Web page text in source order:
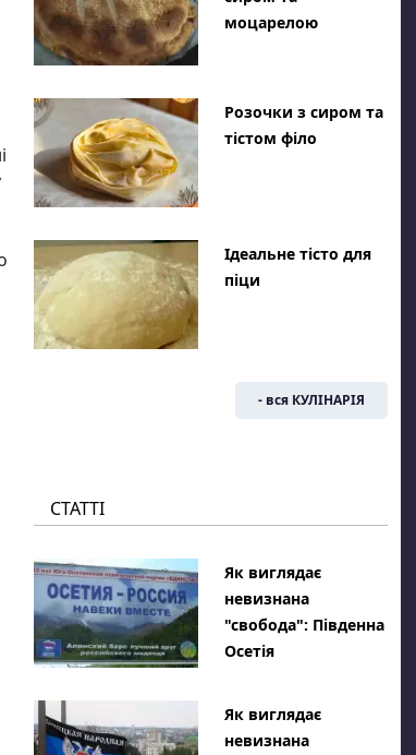
моцарелою
Розочки з сиром та
тістом філо
Ідеальне тісто для
піци
- вся КУЛІНАРІЯ
СТАТТІ
Як виглядає
невизнана
"свобода": Південна
Осетія
Як виглядає
невизнана